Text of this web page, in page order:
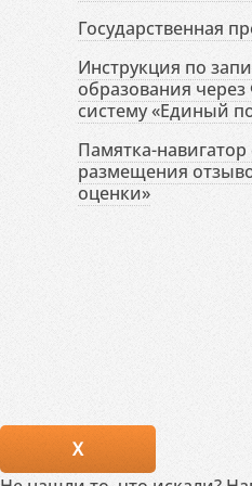
Государственная
Инструкция по
образования
систему «Единый
Памятка-
размещения
оценки»
X